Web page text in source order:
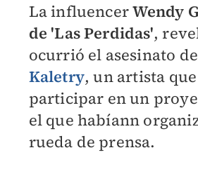
La influencerWendy
de 'Las Perdidas',
ocurrió el asesinato
Kaletry, un artista
participar en un
el que habíann
rueda de prensa.